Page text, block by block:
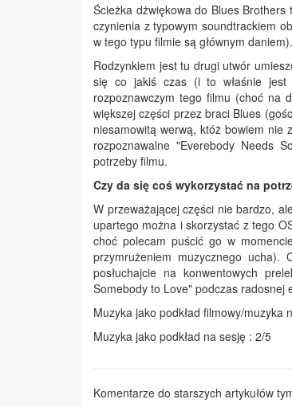
Ścieżka dżwiękowa do Blues
czynienia z typowym soundtrackiem
w tego typu filmie są głównym daniem).
Rodzynkiem jest tu drugi utwór
się co jakiś czas (i to właśnie jest
rozpoznawczym tego filmu (choć na
większej części przez braci Blues
niesamowitą werwą, któż bowiem nie
rozpoznawalne "Everebody Needs
potrzeby filmu.
Czy da się coś wykorzystać na
W przeważającej części nie bardzo,
upartego można i skorzystać z tego
choć polecam puścić go w
przymrużeniem muzycznego
posłuchajcie na konwentowych
Somebody to Love" podczas radosnej
Muzyka jako podkład filmowy/muzyka
Muzyka jako podkład na sesję : 2/5
Komentarze do starszych artykułów